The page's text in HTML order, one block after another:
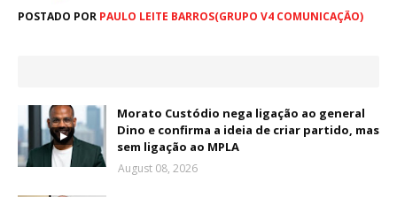
POSTADO POR PAULO LEITE BARROS(GRUPO V4 COMUNICAÇÃO)
Morato Custódio nega ligação ao general
Dino e confirma a ideia de criar partido, mas
sem ligação ao MPLA
August 08, 2026